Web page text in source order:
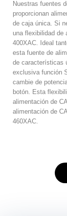
Nuestras fuentes
proporcionan
de caja única. Si
una flexibilidad de
400XAC. Ideal
esta fuente de
de características
exclusiva función
cambie de
botón. Esta
alimentación de
alimentación de
460XAC.